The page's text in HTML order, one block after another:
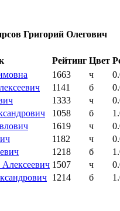
Григорий Олегович
Рейтинг Цвет
1663 ч
1141 б
1333 ч
1058 б
1619 ч
1182 ч
1218 б
1507 ч
1214 б